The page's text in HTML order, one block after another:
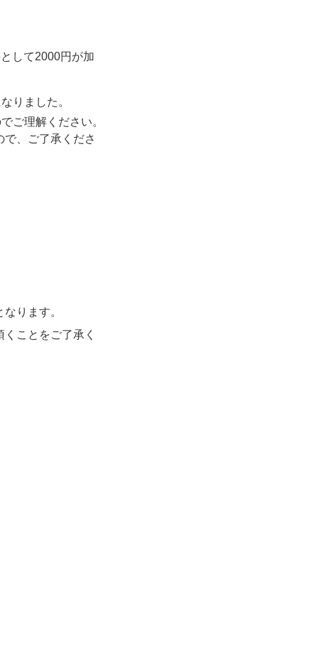
して2000円が加
りました。
ご理解ください。
、ご了承くださ
ります。
ことをご了承く